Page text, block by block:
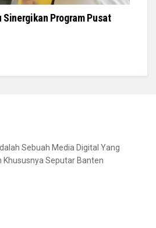
Program Pusat
Sebuah Media Digital Yang
Khususnya Seputar Banten